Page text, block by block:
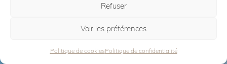
Refuser
Voir les préférences
Politique de cookiesPolitique de confidentialité
Voir la collection